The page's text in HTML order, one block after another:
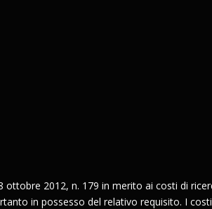
ottobre 2012, n. 179 in merito ai costi di
in possesso del relativo requisito. I